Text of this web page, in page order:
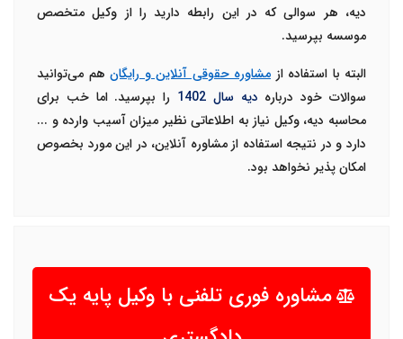
دیه، هر سوالی که در این رابطه دارید را از وکیل متخصص
موسسه بپرسید.
البته با استفاده از مشاوره حقوقی آنلاین و رایگان هم می‌توانید
سوالات خود درباره دیه سال 1402
را بپرسید. اما خب برای
محاسبه دیه، وکیل نیاز به اطلاعاتی نظیر میزان آسیب وارده و ...
دارد و در نتیجه استفاده از مشاوره آنلاین، در این مورد بخصوص
امکان پذیر نخواهد بود.
مشاوره فوری تلفنی با وکیل پایه یک